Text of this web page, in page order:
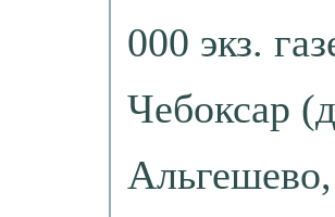
000 экз.
Чебоксар